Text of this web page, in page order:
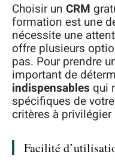
Choisir un CRM
formation est une
nécessite une
offre plusieurs
pas. Pour prendre
important de
indispensables qui
spécifiques de
critères à
Facilité